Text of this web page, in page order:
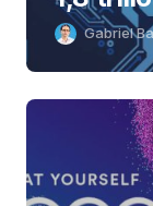
Gabriel